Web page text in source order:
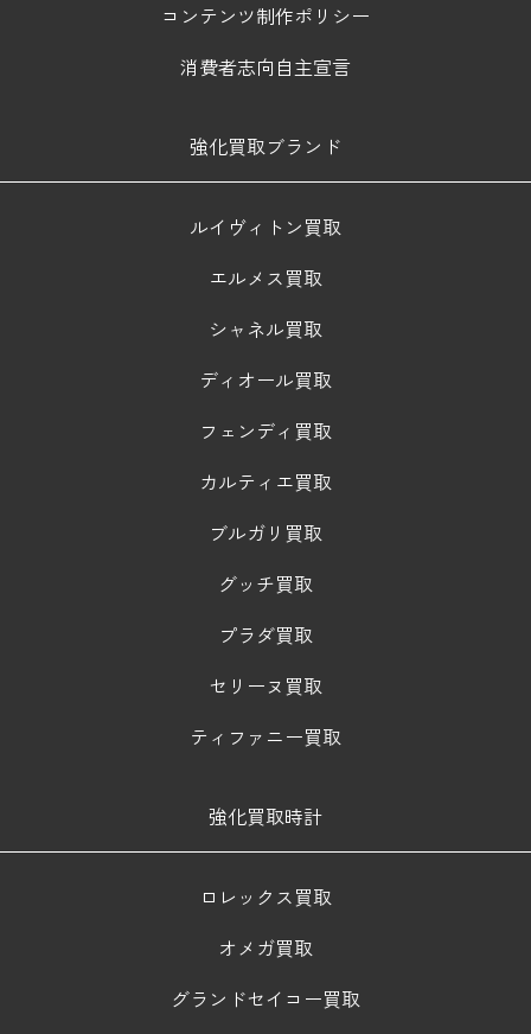
コンテンツ制作ポリシー
消費者志向自主宣言
強化買取ブランド
ルイヴィトン買取
エルメス買取
シャネル買取
ディオール買取
フェンディ買取
カルティエ買取
ブルガリ買取
グッチ買取
プラダ買取
セリーヌ買取
ティファニー買取
強化買取時計
ロレックス買取
オメガ買取
グランドセイコー買取